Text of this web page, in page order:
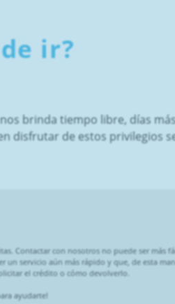
ir?
brinda tiempo libre, días
de estos privilegios
Contactar con nosotros no puede ser
un servicio aún más rápido y que, de esta
el crédito o cómo devolverlo.
ayudarte!